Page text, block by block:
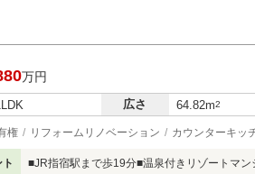
万円
広さ 64.82m2
権 リフォームリノベーション カウンターキッ
■JR指宿駅まで歩19分■温泉付きリゾートマ